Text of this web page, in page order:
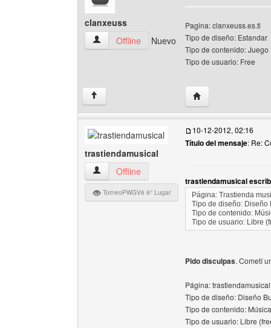
clanxeuss
clanxeuss Ver perfil del usuario
Offline Nuevo
Pagina: clanxeuss.es.tl
Tipo de diseño: Estandar
Tipo de contenido: Juego
Tipo de usuario: Free
↑ Visitar sitio web del
trastiendamusical
trastiendamusical Ver perfil del usuario
Offline
TorneoPWGV6 6° Lugar
10-12-2012, 02:16
Título del mensaje: Re:
trastiendamusical
Página: Trastienda
Tipo de diseño: Diseño
Tipo de contenido:
Tipo de usuario: Libre
Pido disculpas. Cometí
Página:
Tipo de diseño: Diseño
Tipo de contenido:
Tipo de usuario: Libre